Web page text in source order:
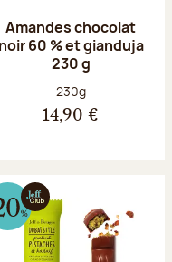
Amandes chocolat
noir 60 % et gianduja
230 g
Poids net :
230g
14,90 €